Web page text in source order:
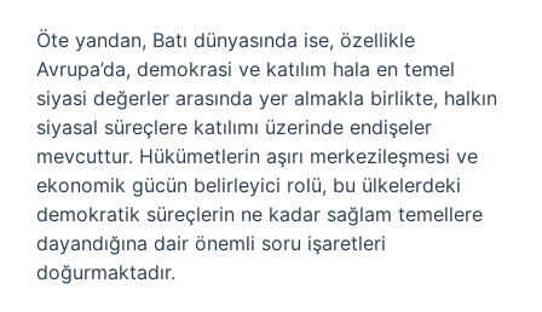
Öte yandan, Batı dünyasında ise, özellikle
Avrupa’da, demokrasi ve katılım hala en temel
siyasi değerler arasında yer almakla birlikte, halkın
siyasal süreçlere katılımı üzerinde endişeler
mevcuttur. Hükümetlerin aşırı merkezileşmesi ve
ekonomik gücün belirleyici rolü, bu ülkelerdeki
demokratik süreçlerin ne kadar sağlam temellere
dayandığına dair önemli soru işaretleri
doğurmaktadır.